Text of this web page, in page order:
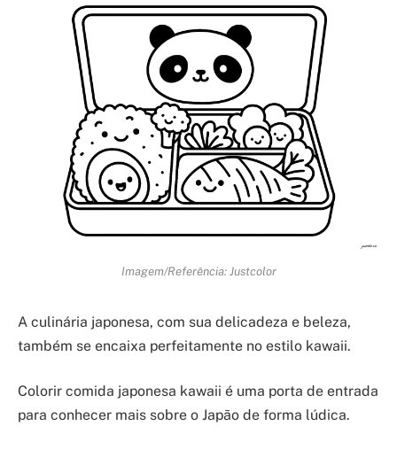
Imagem/Referência: Justcolor
A culinária japonesa, com sua delicadeza e beleza,
também se encaixa perfeitamente no estilo kawaii.
Colorir comida japonesa kawaii é uma porta de entrada
para conhecer mais sobre o Japão de forma lúdica.